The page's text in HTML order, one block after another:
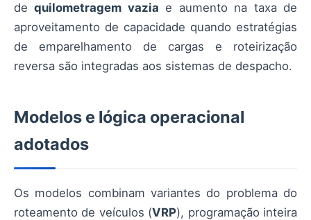
dequilometragem vazia e aumento na taxa de
aproveitamento de capacidade quando estratégias
de emparelhamento de cargas e roteirização
reversa são integradas aos sistemas de despacho.
Modelos e lógica operacional
adotados
Os modelos combinam variantes do problema do
roteamento de veículos (VRP), programação inteira